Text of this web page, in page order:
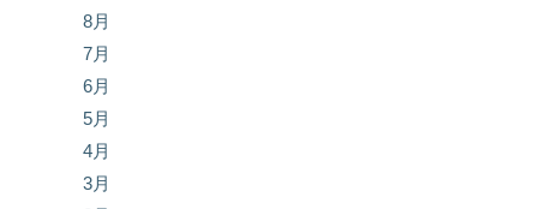
8月
7月
6月
5月
4月
3月